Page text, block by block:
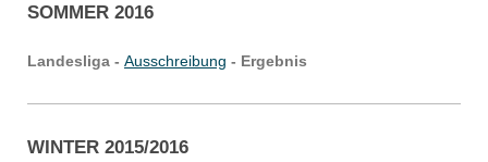
SOMMER 2016
Landesliga - Ausschreibung - Ergebnis
WINTER 2015/2016